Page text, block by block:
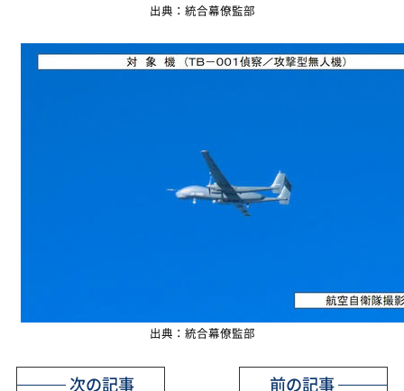
出典：統合幕僚監部
出典：統合幕僚監部
前の記事
次の記事